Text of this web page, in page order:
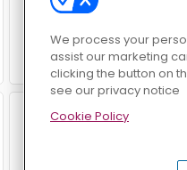
Ateş ve Su 2 Ateş
We process your
assist our marketing
clicking the button on
see our privacy notice
Cookie Policy